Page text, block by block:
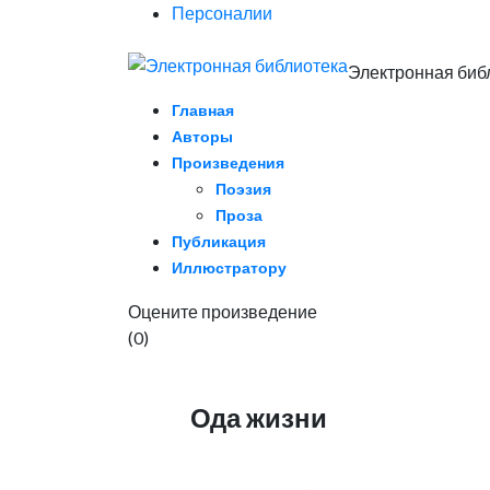
Персоналии
Электронная
Главная
Авторы
Произведения
Поэзия
Проза
Публикация
Иллюстратору
Оцените произведение
(0)
Ода жизни